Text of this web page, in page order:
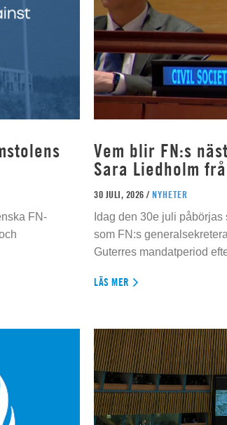
FN-
Vem blir FN:s
Sara Liedholm
30 JULI, 2026 / NYHETER
Idag den 30e juli
som FN:s
Guterres mandatperiod
LÄS MER